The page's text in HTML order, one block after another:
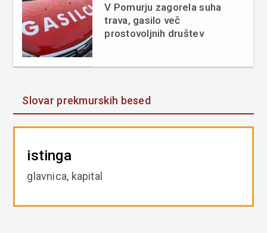
V Pomurju zagorela suha
trava, gasilo več
prostovoljnih društev
Slovar prekmurskih besed
istinga
glavnica, kapital